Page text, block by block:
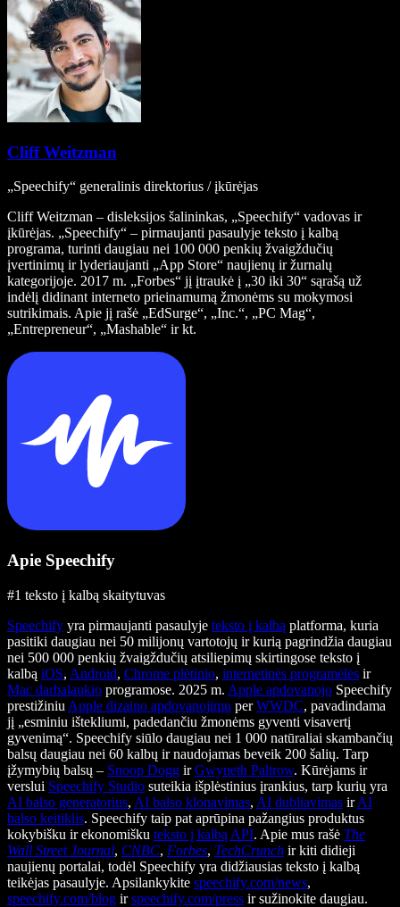
Cliff Weitzman
„Speechify“ generalinis direktorius / įkūrėjas
Cliff Weitzman – disleksijos šalininkas, „Speechify“ vadovas ir
įkūrėjas. „Speechify“ – pirmaujanti pasaulyje teksto į kalbą
programa, turinti daugiau nei 100 000 penkių žvaigždučių
įvertinimų ir lyderiaujanti „App Store“ naujienų ir žurnalų
kategorijoje. 2017 m. „Forbes“ jį įtraukė į „30 iki 30“ sąrašą už
indėlį didinant interneto prieinamumą žmonėms su mokymosi
sutrikimais. Apie jį rašė „EdSurge“, „Inc.“, „PC Mag“,
„Entrepreneur“, „Mashable“ ir kt.
Apie Speechify
#1 teksto į kalbą skaitytuvas
Speechify yra pirmaujanti pasaulyje teksto į kalbą platforma, kuria
pasitiki daugiau nei 50 milijonų vartotojų ir kurią pagrindžia daugiau
nei 500 000 penkių žvaigždučių atsiliepimų skirtingose teksto į
kalbą iOS, Android, Chrome plėtinio, internetinės programėlės ir
Mac darbalaukio programose. 2025 m. Apple apdovanojo Speechify
prestižiniu Apple dizaino apdovanojimu perWWDC, pavadindama
jį „esminiu ištekliumi, padedančiu žmonėms gyventi visavertį
gyvenimą“. Speechify siūlo daugiau nei 1 000 natūraliai skambančių
balsų daugiau nei 60 kalbų ir naudojamas beveik 200 šalių. Tarp
įžymybių balsų – Snoop Dogg irGwyneth Paltrow. Kūrėjams ir
verslui Speechify Studio suteikia išplėstinius įrankius, tarp kurių yra
AI balso generatorius, AI balso klonavimas, AI dubliavimas irAI
balso keitiklis. Speechify taip pat aprūpina pažangius produktus
kokybišku ir ekonomišku teksto į kalbą API. Apie mus rašė The
Wall Street Journal, CNBC, Forbes, TechCrunch ir kiti didieji
naujienų portalai, todėl Speechify yra didžiausias teksto į kalbą
teikėjas pasaulyje. Apsilankykite speechify.com/news,
speechify.com/blog irspeechify.com/press ir sužinokite daugiau.